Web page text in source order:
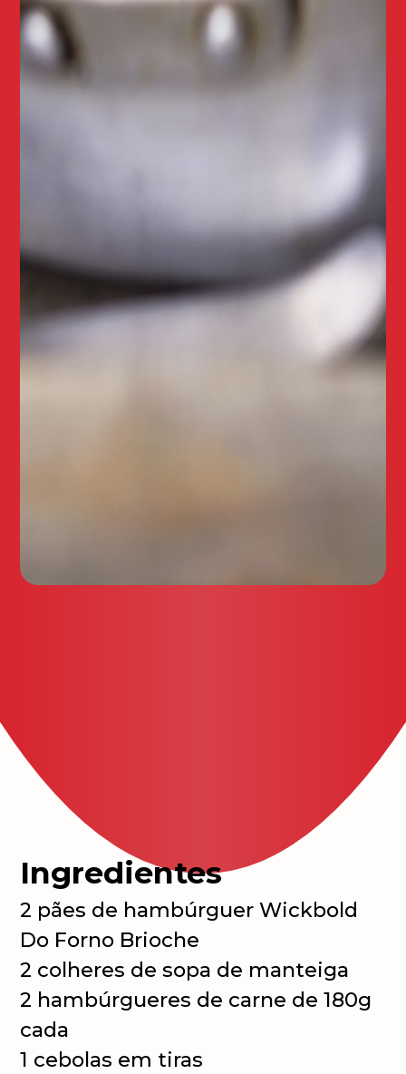
Ingredientes
2 pães de hambúrguer Wickbold
Do Forno Brioche
2 colheres de sopa de manteiga
2 hambúrgueres de carne de 180g
cada
1 cebolas em tiras